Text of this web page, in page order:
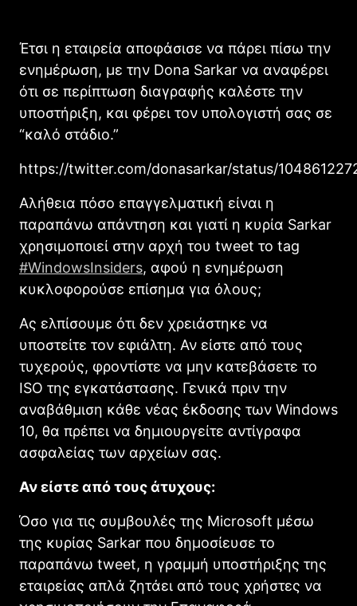
Έτσι η εταιρεία αποφάσισε να πάρει πίσω την
ενημέρωση, με την Dona Sarkar να αναφέρει
ότι σε περίπτωση διαγραφής καλέστε την
υποστήριξη, και φέρει τον υπολογιστή σας σε
“καλό στάδιο.”
https://twitter.com/donasarkar/status/
Αλήθεια πόσο επαγγελματική είναι η
παραπάνω απάντηση και γιατί η κυρία Sarkar
χρησιμοποιεί στην αρχή του tweet το tag
#WindowsInsiders, αφού η ενημέρωση
κυκλοφορούσε επίσημα για όλους;
Ας ελπίσουμε ότι δεν χρειάστηκε να
υποστείτε τον εφιάλτη. Αν είστε από τους
τυχερούς, φροντίστε να μην κατεβάσετε το
ISO της εγκατάστασης. Γενικά πριν την
αναβάθμιση κάθε νέας έκδοσης των Windows
10, θα πρέπει να δημιουργείτε αντίγραφα
ασφαλείας των αρχείων σας.
Αν είστε από τους άτυχους:
Όσο για τις συμβουλές της Microsoft μέσω
της κυρίας Sarkar που δημοσίευσε το
παραπάνω tweet, η γραμμή υποστήριξης της
εταιρείας απλά ζητάει από τους χρήστες να